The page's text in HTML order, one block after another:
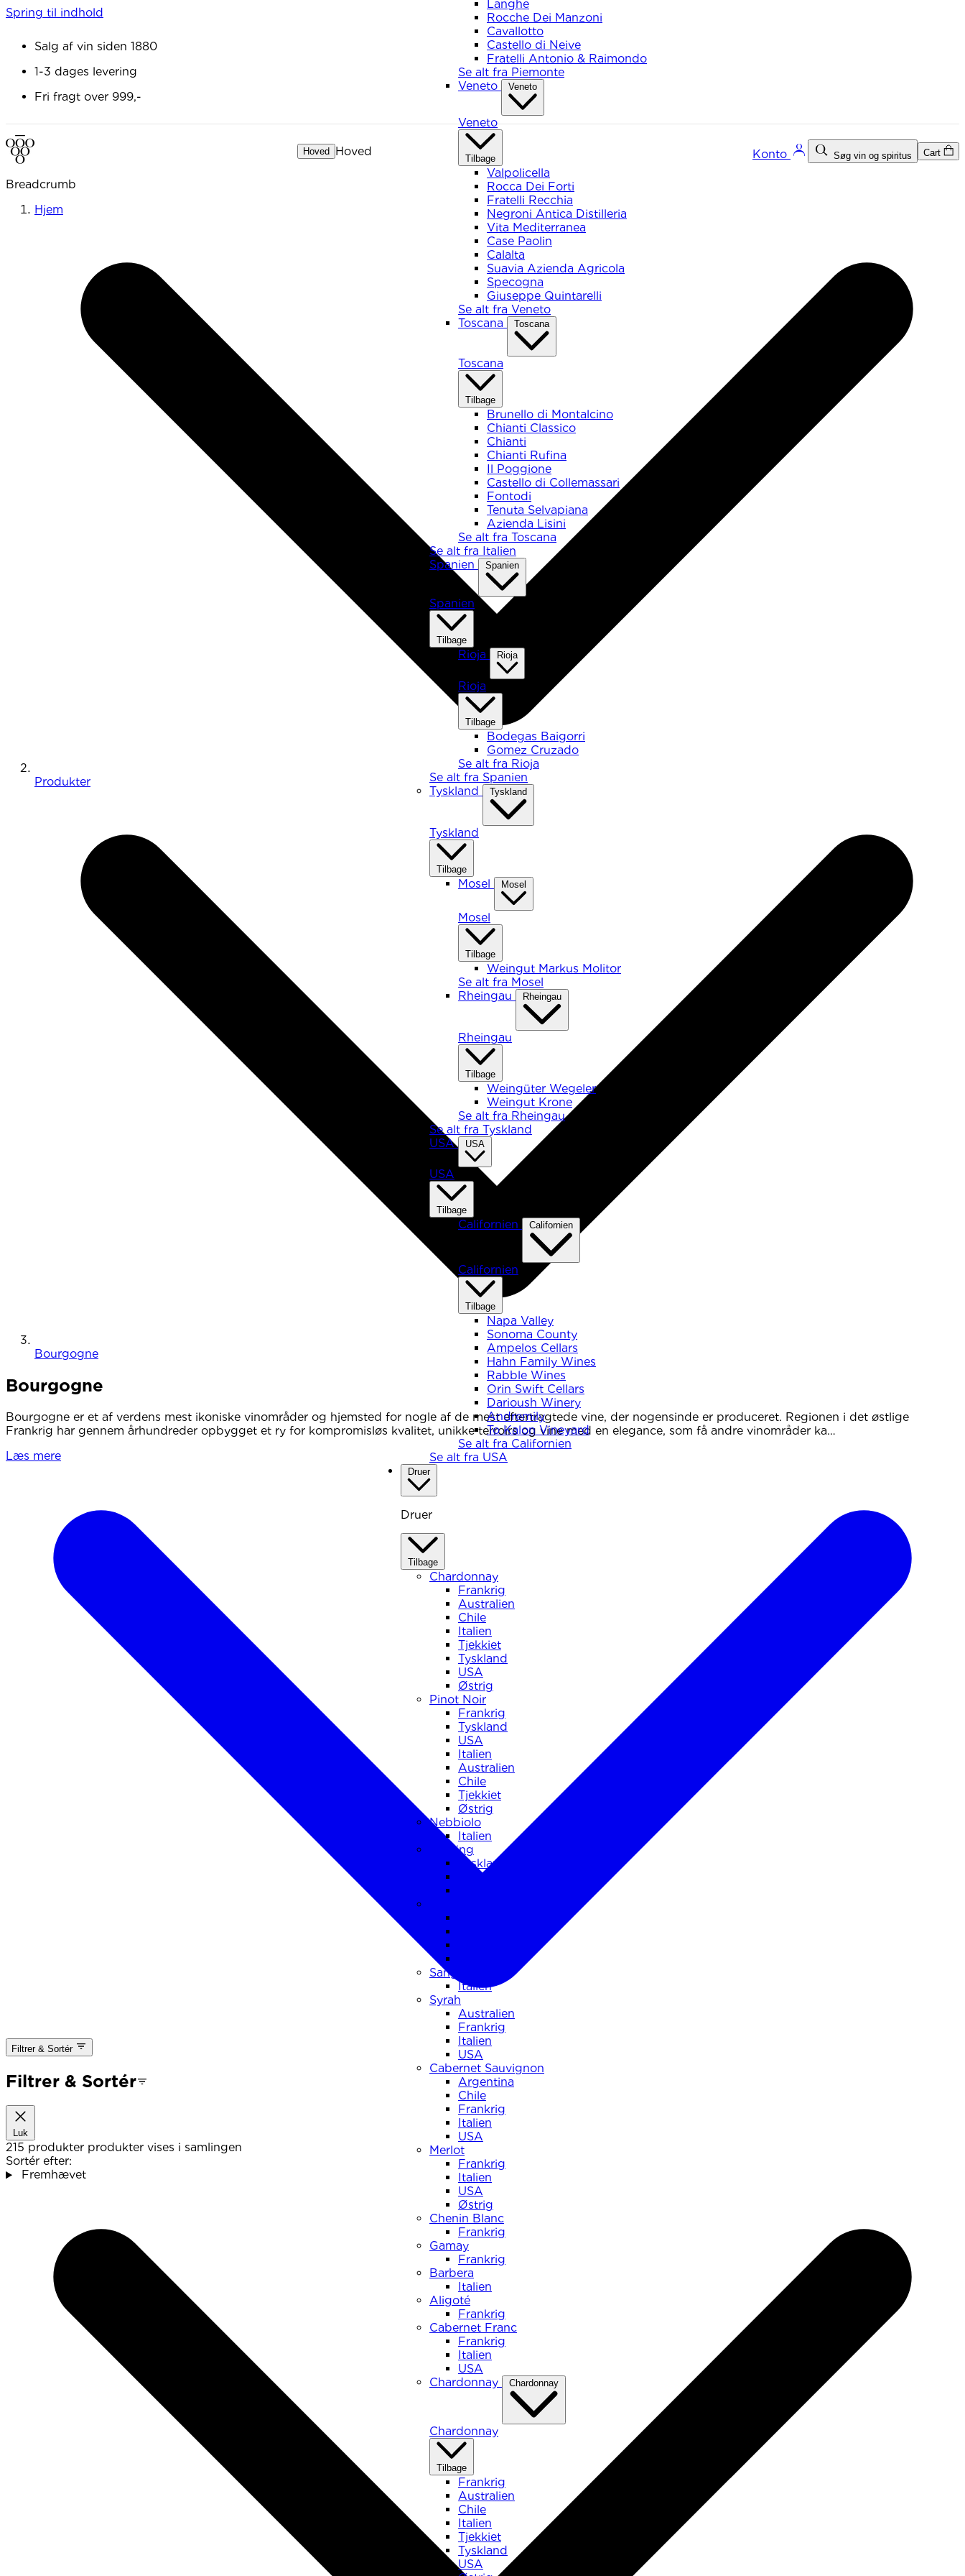
Spring til indhold
Salg af vin siden 1880
1-3 dages levering
Fri fragt over 999,-
Hoved Hoved
Langhe
Rocche Dei Manzoni
Cavallotto
Castello di Neive
Fratelli Antonio & Raimondo
Se alt fra Piemonte
Veneto
Veneto
Veneto
Tilbage
Valpolicella
Rocca Dei Forti
Fratelli Recchia
Negroni Antica Distilleria
Vita Mediterranea
Case Paolin
Calalta
Suavia Azienda Agricola
Specogna
Giuseppe Quintarelli
Se alt fra Veneto
Toscana
Toscana
Toscana
Tilbage
Brunello di Montalcino
Chianti Classico
Chianti
Chianti Rufina
Il Poggione
Castello di Collemassari
Fontodi
Tenuta Selvapiana
Azienda Lisini
Se alt fra Toscana
Se alt fra Italien
Spanien
Spanien
Spanien
Tilbage
Rioja Rioja
Rioja
Tilbage
Bodegas Baigorri
Gomez Cruzado
Se alt fra Rioja
Se alt fra Spanien
Tyskland
Tyskland
Tyskland
Tilbage
Mosel Mosel
Mosel
Tilbage
Weingut Markus Molitor
Se alt fra Mosel
Rheingau
Rheingau
Rheingau
Tilbage
Weingüter Wegeler
Weingut Krone
Se alt fra Rheingau
Se alt fra Tyskland
USA
USA
USA
Tilbage
Californien Californien
Californien
Tilbage
Napa Valley
Sonoma County
Ampelos Cellars
Hahn Family Wines
Rabble Wines
Orin Swift Cellars
Darioush Winery
Andremily
To Kalon Vineyard
Se alt fra Californien
Se alt fra USA
Druer
Druer
Tilbage
Chardonnay
Frankrig
Australien
Chile
Italien
Tjekkiet
Tyskland
USA
Østrig
Pinot Noir
Frankrig
Tyskland
USA
Italien
Australien
Chile
Tjekkiet
Østrig
Nebbiolo
Italien
Riesling
Tyskland
Sangiovese
Italien
Syrah
Australien
Frankrig
Italien
USA
Cabernet Sauvignon
Argentina
Chile
Frankrig
Italien
USA
Merlot
Frankrig
Italien
USA
Østrig
Chenin Blanc
Frankrig
Gamay
Frankrig
Barbera
Italien
Aligoté
Frankrig
Cabernet Franc
Frankrig
Italien
USA
Chardonnay
Chardonnay
Chardonnay
Tilbage
Frankrig
Australien
Chile
Italien
Tjekkiet
Tyskland
USA
Konto Søg vin og spiritus Cart
Breadcrumb
Hjem
Produkter
Bourgogne
Bourgogne
Bourgogne er et af verdens mest ikoniske vinområder og hjemsted for nogle af de mest eftertragtede vine, der nogensinde er produceret. Regionen i det østlige
Frankrig har gennem århundreder opbygget et ry for kompromisløs kvalitet, unikke terroirs og vine med en elegance, som få andre vinområder ka…
Læs mere
Filtrer & Sortér
Filtrer & Sortér
Luk
215 produkter produkter vises i samlingen
Sortér efter:
Fremhævet